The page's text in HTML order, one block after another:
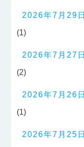
2026年7月29日
(1)
2026年7月27日
(2)
2026年7月26日
(1)
2026年7月25日